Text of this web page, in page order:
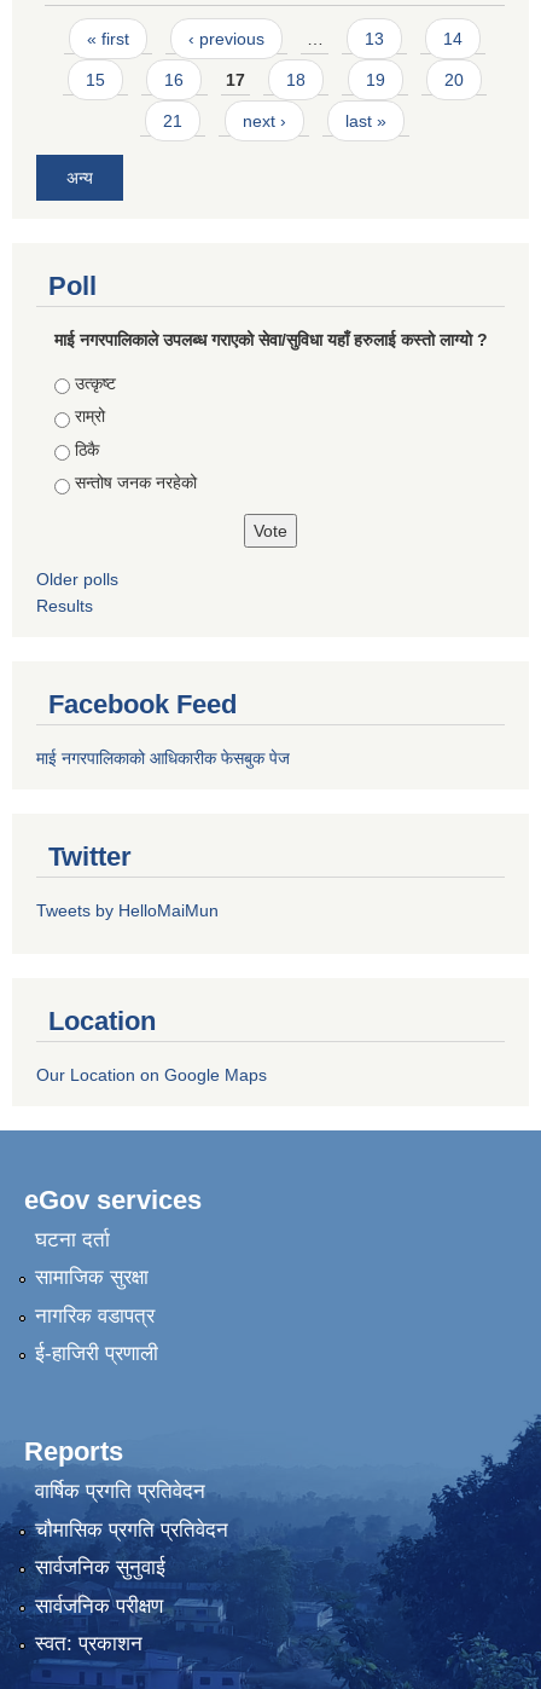
Pages
« first ‹ previous 13 14
15 16 17 18 19 20
21 next › last »
अन्य
Poll
माई नगरपालिकाले उपलब्ध गराएको सेवा/सुविधा यहाँ हरुलाई कस्तो लाग्यो ?
Choices
उत्कृष्ट
राम्रो
ठिकै
सन्तोष जनक नरहेको
Older polls
Results
Facebook Feed
माई नगरपालिकाको आधिकारीक फेसबुक पेज
Twitter
Tweets by HelloMaiMun
Location
Our Location on Google Maps
eGov services
घटना दर्ता
सामाजिक सुरक्षा
नागरिक वडापत्र
ई-हाजिरी प्रणाली
Reports
वार्षिक प्रगति प्रतिवेदन
चौमासिक प्रगति प्रतिवेदन
सार्वजनिक सुनुवाई
सार्वजनिक परीक्षण
स्वत: प्रकाशन